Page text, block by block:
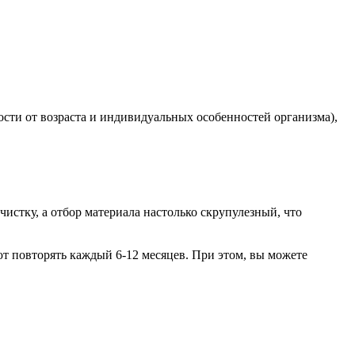
от возраста и индивидуальных особенностей организма),
а отбор материала настолько скрупулезный, что
повторять каждый 6-12 месяцев. При этом, вы можете